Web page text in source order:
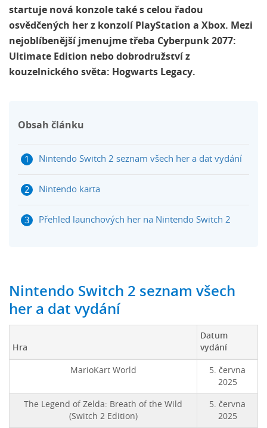
startuje nová konzole také s celou řadou
osvědčených her z konzolí PlayStation a Xbox. Mezi
nejoblíbenější jmenujme třeba Cyberpunk 2077:
Ultimate Edition nebo dobrodružství z
kouzelnického světa: Hogwarts Legacy.
Obsah článku
Nintendo Switch 2 seznam všech her a dat vydání
Nintendo karta
Přehled launchových her na Nintendo Switch 2
Nintendo Switch 2 seznam všech
her a dat vydání
Hra
Datum
vydání
MarioKart World
5. června
2025
The Legend of Zelda: Breath of the Wild
(Switch 2 Edition)
5. června
2025